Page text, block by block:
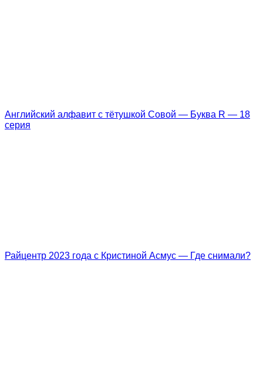
Английский алфавит с тётушкой Совой — Буква R — 18
серия
Райцентр 2023 года с Кристиной Асмус — Где снимали?